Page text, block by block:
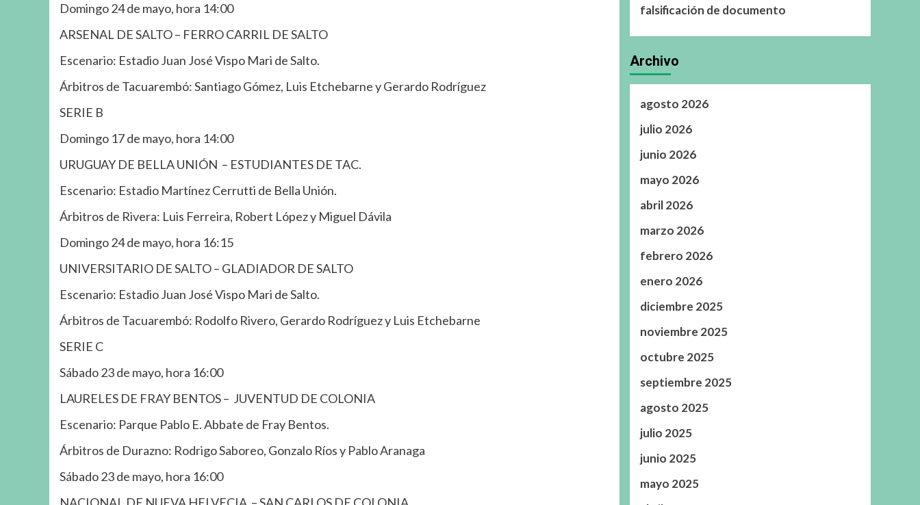
Domingo 24 de mayo, hora 14:00
ARSENAL DE SALTO – FERRO CARRIL DE SALTO
Escenario: Estadio Juan José Vispo Mari de Salto.
Árbitros de Tacuarembó: Santiago Gómez, Luis Etchebarne y Gerardo Rodríguez
SERIE B
Domingo 17 de mayo, hora 14:00
URUGUAY DE BELLA UNIÓN – ESTUDIANTES DE TAC.
Escenario: Estadio Martínez Cerrutti de Bella Unión.
Árbitros de Rivera: Luis Ferreira, Robert López y Miguel Dávila
Domingo 24 de mayo, hora 16:15
UNIVERSITARIO DE SALTO – GLADIADOR DE SALTO
Escenario: Estadio Juan José Vispo Mari de Salto.
Árbitros de Tacuarembó: Rodolfo Rivero, Gerardo Rodríguez y Luis Etchebarne
SERIE C
Sábado 23 de mayo, hora 16:00
LAURELES DE FRAY BENTOS – JUVENTUD DE COLONIA
Escenario: Parque Pablo E. Abbate de Fray Bentos.
Árbitros de Durazno: Rodrigo Saboreo, Gonzalo Ríos y Pablo Aranaga
Sábado 23 de mayo, hora 16:00
falsificación de documento
Archivo
agosto 2026
julio 2026
junio 2026
mayo 2026
abril 2026
marzo 2026
febrero 2026
enero 2026
diciembre 2025
noviembre 2025
octubre 2025
septiembre 2025
agosto 2025
julio 2025
junio 2025
mayo 2025